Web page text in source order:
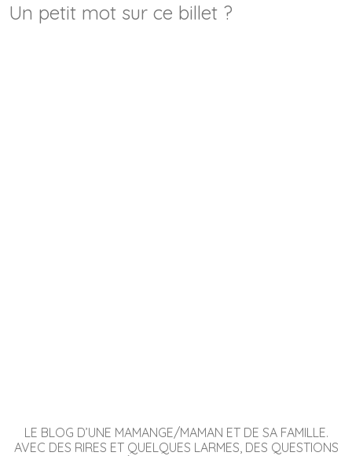
Un petit mot sur ce billet ?
LE BLOG D’UNE MAMANGE/MAMAN ET DE SA FAMILLE.
AVEC DES RIRES ET QUELQUES LARMES, DES QUESTIONS